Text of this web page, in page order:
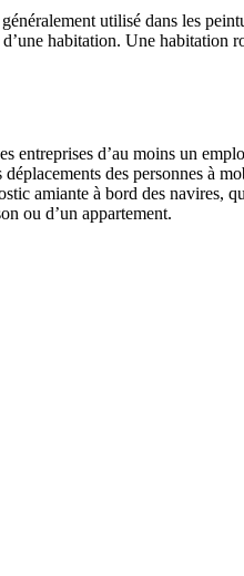
utilisé dans les
habitation. Une habitation
d’au moins un
des personnes à
amiante à bord des navires,
ou d’un appartement.